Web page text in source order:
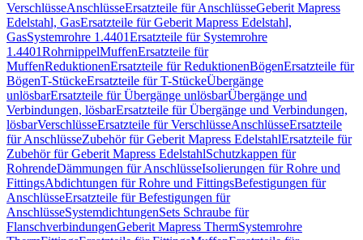
VerschlüsseAnschlüsseErsatzteile für AnschlüsseGeberit Mapress
Edelstahl, GasErsatzteile für Geberit Mapress Edelstahl,
GasSystemrohre 1.4401Ersatzteile für Systemrohre
1.4401RohrnippelMuffenErsatzteile für
MuffenReduktionenErsatzteile für ReduktionenBögenErsatzteile für
BögenT-StückeErsatzteile für T-StückeÜbergänge
unlösbarErsatzteile für Übergänge unlösbarÜbergänge und
Verbindungen, lösbarErsatzteile für Übergänge und Verbindungen,
lösbarVerschlüsseErsatzteile für VerschlüsseAnschlüsseErsatzteile
für AnschlüsseZubehör für Geberit Mapress EdelstahlErsatzteile für
Zubehör für Geberit Mapress EdelstahlSchutzkappen für
RohrendeDämmungen für AnschlüsseIsolierungen für Rohre und
FittingsAbdichtungen für Rohre und FittingsBefestigungen für
AnschlüsseErsatzteile für Befestigungen für
AnschlüsseSystemdichtungenSets Schraube für
FlanschverbindungenGeberit Mapress ThermSystemrohre